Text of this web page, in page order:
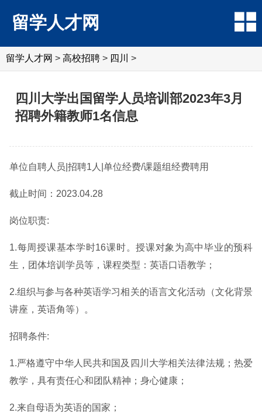
留学人才网
留学人才网 > 高校招聘 > 四川 >
四川大学出国留学人员培训部2023年3月
招聘外籍教师1名信息
单位自聘人员|招聘1人|单位经费/课题组经费聘用
截止时间：2023.04.28
岗位职责:
1.每周授课基本学时16课时。授课对象为高中毕业的预科
生，团体培训学员等，课程类型：英语口语教学；
2.组织与参与各种英语学习相关的语言文化活动（文化背景
讲座，英语角等）。
招聘条件:
1.严格遵守中华人民共和国及四川大学相关法律法规；热爱
教学，具有责任心和团队精神；身心健康；
2.来自母语为英语的国家；